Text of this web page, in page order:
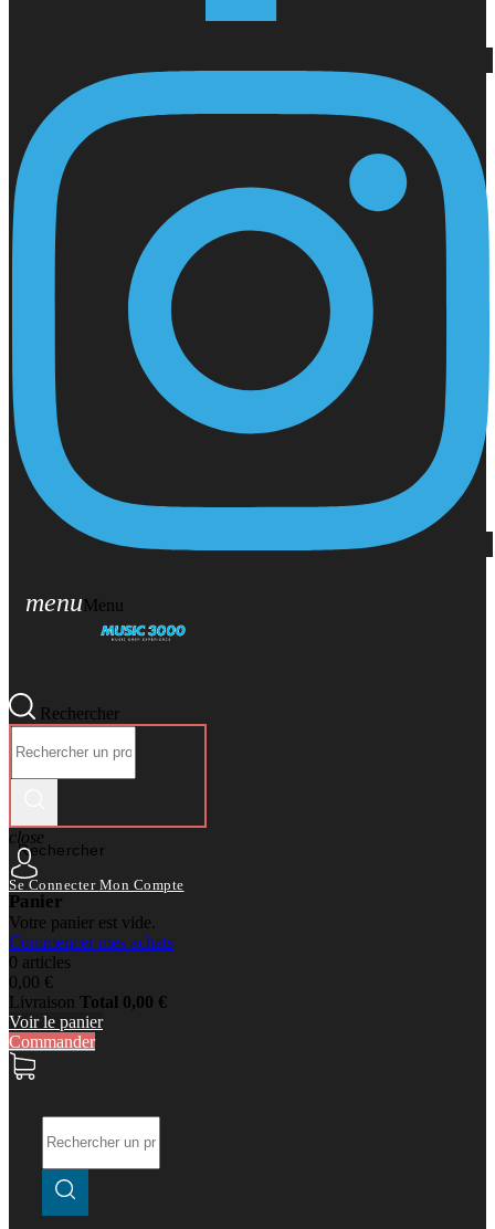
menuMenu
Rechercher
Rechercher
close
Se Connecter Mon Compte
Panier
Votre panier est vide.
Commencer mes achats
0 articles
0,00 €
Livraison Total 0,00 €
Voir le panier
Commander